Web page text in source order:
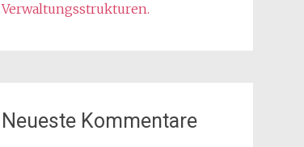
Verwaltungsstrukturen.
Neueste Kommentare